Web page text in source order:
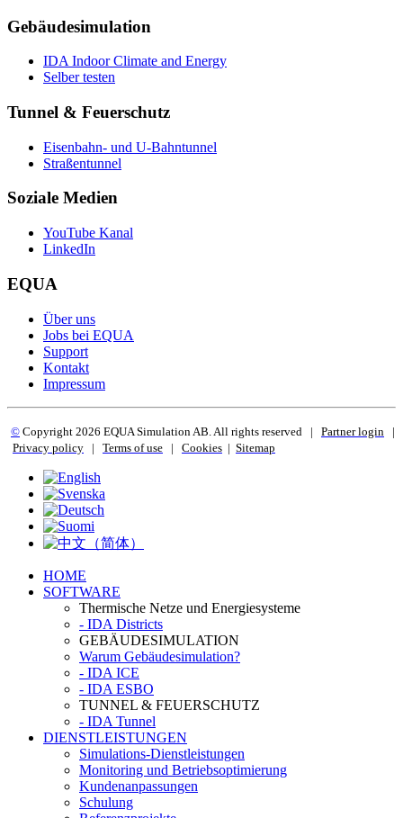
Gebäudesimulation
IDA Indoor Climate and Energy
Selber testen
Tunnel & Feuerschutz
Eisenbahn- und U-Bahntunnel
Straßentunnel
Soziale Medien
YouTube Kanal
LinkedIn
EQUA
Über uns
Jobs bei EQUA
Support
Kontakt
Impressum
© Copyright 2026 EQUA Simulation AB. All rights reserved | Partner login
|
Privacy policy | Terms of use | Cookies | Sitemap
HOME
SOFTWARE
Thermische Netze und Energiesysteme
- IDA Districts
GEBÄUDESIMULATION
Warum Gebäudesimulation?
- IDA ICE
- IDA ESBO
TUNNEL & FEUERSCHUTZ
- IDA Tunnel
DIENSTLEISTUNGEN
Simulations-Dienstleistungen
Monitoring und Betriebsoptimierung
Kundenanpassungen
Schulung